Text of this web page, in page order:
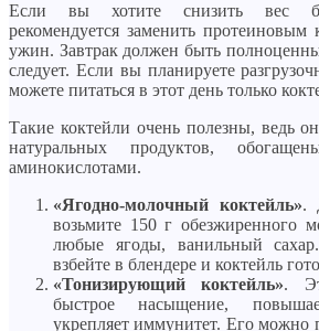
Если вы хотите снизить вес
рекомендуется заменить протеиновым
ужин. Завтрак должен быть
следует. Если вы планируете
можете питаться в этот день только
Такие коктейли очень полезны, ведь
натуральных продуктов,
аминокислотами.
«Ягодно-молочный коктейль».
возьмите 150 г обезжиренного
любые ягоды, ванильный
взбейте в блендере и коктейль
«Тонизирующий коктейль».
быстрое насыщение,
укрепляет иммунитет. Его можно